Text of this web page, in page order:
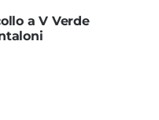
a V Verde